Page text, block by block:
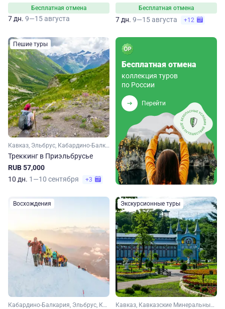
Бесплатная отмена
7 дн. 9—15 августа
Бесплатная отмена
7 дн. 9—15 августа +12
Пешие туры
Кавказ, Эльбрус, Кабардино-Балкария
Треккинг в Приэльбрусье
RUB 57,000
10 дн. 1—10 сентября +3
Бесплатная отмена
коллекция туров
по России
Перейти
Восхождения
Кабардино-Балкария, Эльбрус, Кавказ
Экскурсионные туры
Кавказ, Кавказские Минеральные Воды, Кабардино-Балкария, Эльбрус, Домбай, Карачаево-Черкесия